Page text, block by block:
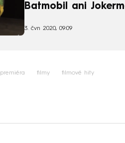
Batmobil ani
3. čvn 2020, 09:09
premiéra filmy filmové hity